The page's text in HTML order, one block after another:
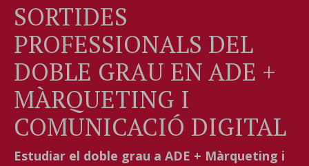
SORTIDES
PROFESSIONALS DEL
DOBLE GRAU EN ADE +
MÀRQUETING I
COMUNICACIÓ DIGITAL
Estudiar el doble grau a ADE + Màrqueting i